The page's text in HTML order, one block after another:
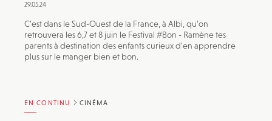
29.05.24
C’est dans le Sud-Ouest de la France, à Albi, qu’on
retrouvera les 6,7 et 8 juin le Festival #Bon - Ramène tes
parents à destination des enfants curieux d’en apprendre
plus sur le manger bien et bon.
EN CONTINU CINÉMA